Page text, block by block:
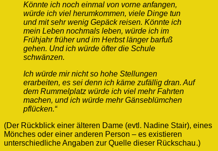
Könnte ich noch einmal von vorne anfangen,
würde ich viel herumkommen, viele Dinge tun
und mit sehr wenig Gepäck reisen. Könnte ich
mein Leben nochmals leben, würde ich im
Frühjahr früher und im Herbst länger barfuß
gehen. Und ich würde öfter die Schule
schwänzen.
Ich würde mir nicht so hohe Stellungen
erarbeiten, es sei denn ich käme zufällig dran. Auf
dem Rummelplatz würde ich viel mehr Fahrten
machen, und ich würde mehr Gänseblümchen
pflücken.“
(Der Rückblick einer älteren Dame (evtl. Nadine Stair), eines
Mönches oder einer anderen Person – es existieren
unterschiedliche Angaben zur Quelle dieser Rückschau.)